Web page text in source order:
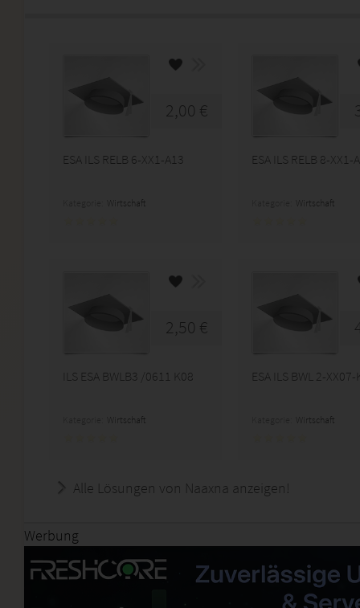
2,00 €
ESA ILS RELB 6-XX1-A13
Wirtschaft
ESA ILS RELB 8-XX1-
Wirtschaft
2,50 €
ILS ESA BWLB3 /0611 K08
Wirtschaft
ESA ILS BWL 2-
Wirtschaft
Alle Lösungen von Naaxna anzeigen!
Werbung